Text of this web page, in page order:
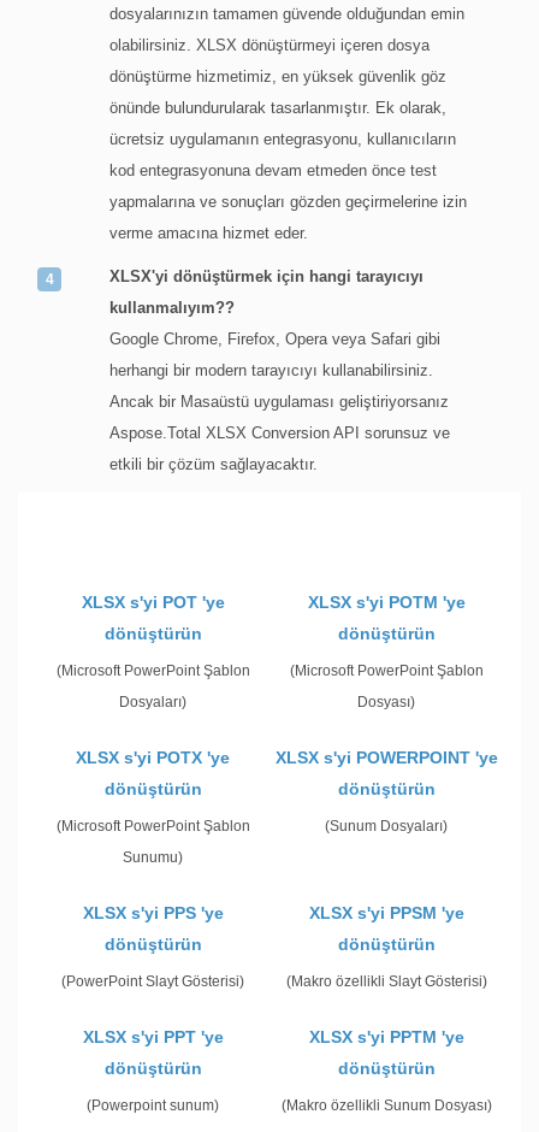
dosyalarınızın tamamen güvende olduğundan emin
olabilirsiniz. XLSX dönüştürmeyi içeren dosya
dönüştürme hizmetimiz, en yüksek güvenlik göz
önünde bulundurularak tasarlanmıştır. Ek olarak,
ücretsiz uygulamanın entegrasyonu, kullanıcıların
kod entegrasyonuna devam etmeden önce test
yapmalarına ve sonuçları gözden geçirmelerine izin
verme amacına hizmet eder.
XLSX'yi dönüştürmek için hangi tarayıcıyı
kullanmalıyım??
Google Chrome, Firefox, Opera veya Safari gibi
herhangi bir modern tarayıcıyı kullanabilirsiniz.
Ancak bir Masaüstü uygulaması geliştiriyorsanız
Aspose.Total XLSX Conversion API sorunsuz ve
etkili bir çözüm sağlayacaktır.
XLSX s'yi POT 'ye
dönüştürün
(Microsoft PowerPoint Şablon
Dosyaları)
XLSX s'yi POTM 'ye
dönüştürün
(Microsoft PowerPoint Şablon
Dosyası)
XLSX s'yi POTX 'ye
dönüştürün
(Microsoft PowerPoint Şablon
Sunumu)
XLSX s'yi POWERPOINT 'ye
dönüştürün
(Sunum Dosyaları)
XLSX s'yi PPS 'ye
dönüştürün
(PowerPoint Slayt Gösterisi)
XLSX s'yi PPSM 'ye
dönüştürün
(Makro özellikli Slayt Gösterisi)
XLSX s'yi PPT 'ye
dönüştürün
(Powerpoint sunum)
XLSX s'yi PPTM 'ye
dönüştürün
(Makro özellikli Sunum Dosyası)